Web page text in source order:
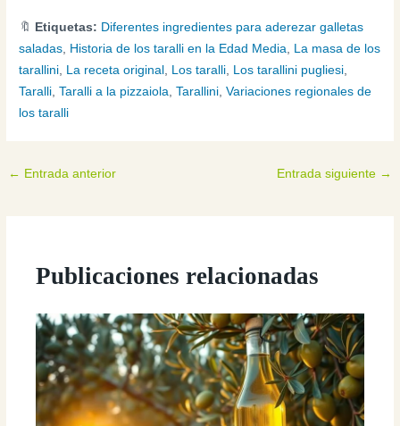
🔖 Etiquetas: Diferentes ingredientes para aderezar galletas
saladas Historia de los taralli en la Edad Media
La masa de los
tarallini La receta original Los taralli Los tarallini pugliesi
Taralli ,Taralli a la pizzaiola ,Tarallini ,Variaciones regionales de
los taralli
← Entrada anterior Entrada siguiente →
Publicaciones relacionadas